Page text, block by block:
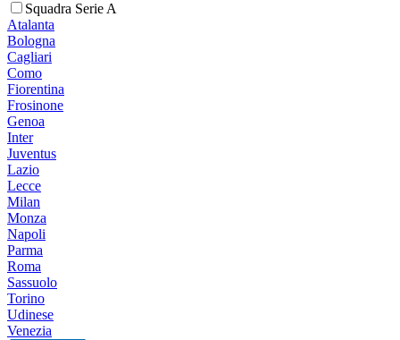
Squadra Serie A
Atalanta
Bologna
Cagliari
Como
Fiorentina
Frosinone
Genoa
Inter
Juventus
Lazio
Lecce
Milan
Monza
Napoli
Parma
Roma
Sassuolo
Torino
Udinese
Venezia